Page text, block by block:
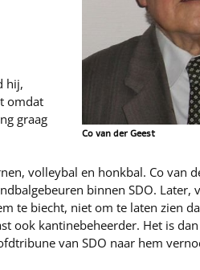
Co van der Geest
hij,
omdat
graag
volleybal en honkbal. Co van
binnen SDO. Later,
te biecht, niet om te laten zien
ook kantinebeheerder. Het is
van SDO naar hem